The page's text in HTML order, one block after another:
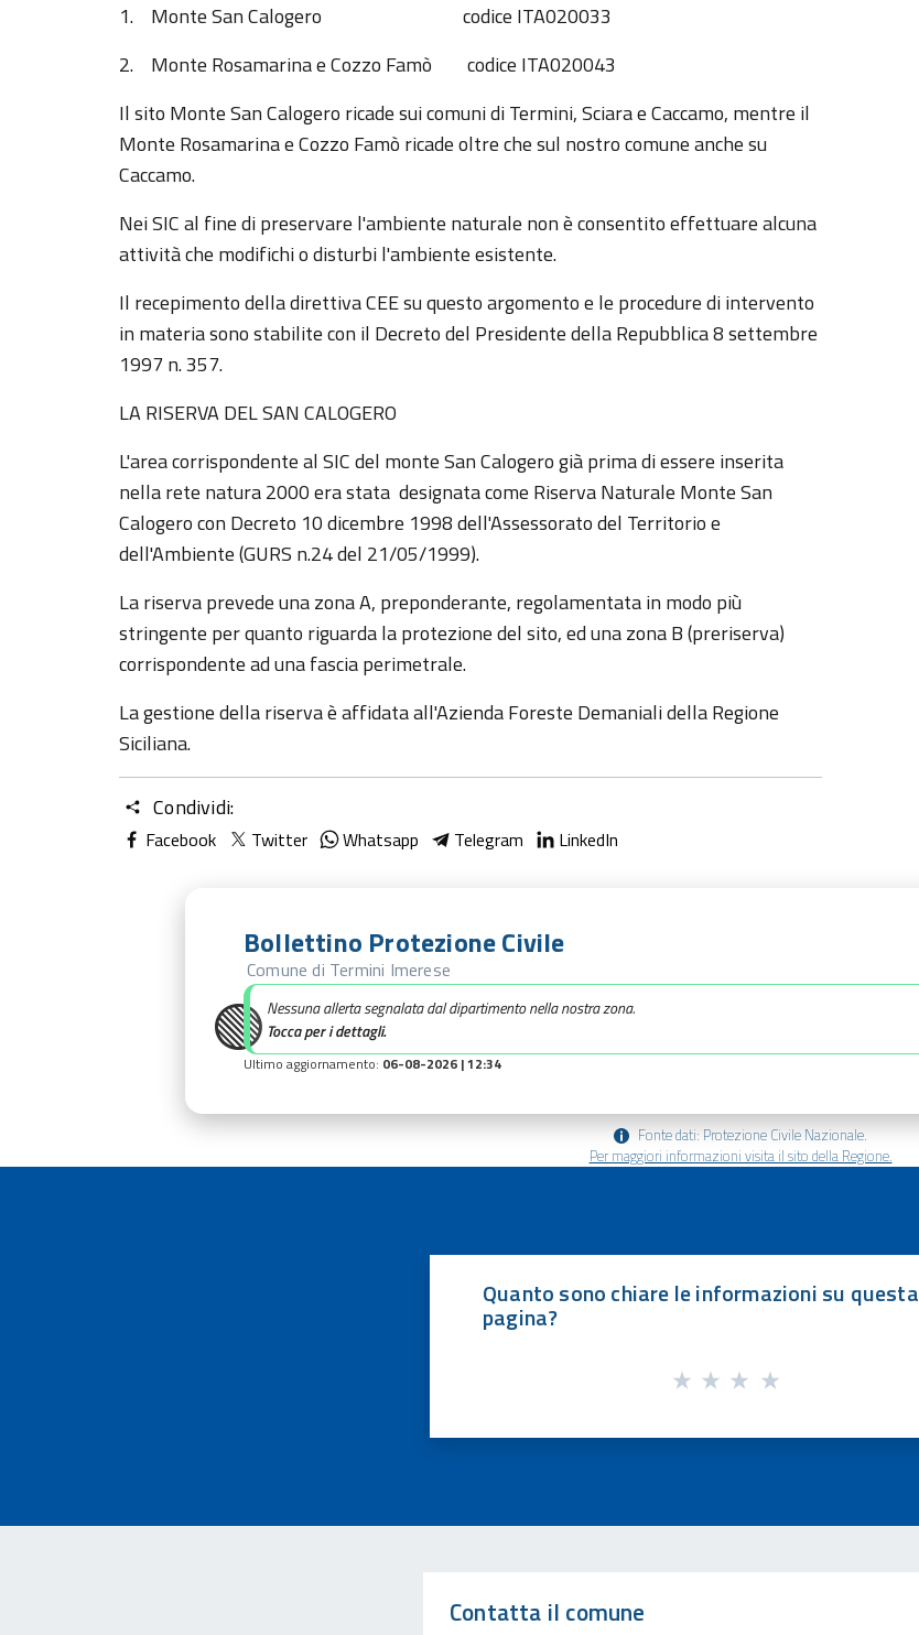
1. Monte San Calogero codice ITA020033
2. Monte Rosamarina e Cozzo Famò codice ITA020043
Il sito Monte San Calogero ricade sui comuni di Termini, Sciara e Caccamo, mentre il
Monte Rosamarina e Cozzo Famò ricade oltre che sul nostro comune anche su
Caccamo.
Nei SIC al fine di preservare l'ambiente naturale non è consentito effettuare alcuna
attività che modifichi o disturbi l'ambiente esistente.
Il recepimento della direttiva CEE su questo argomento e le procedure di intervento
in materia sono stabilite con il Decreto del Presidente della Repubblica 8 settembre
1997 n. 357.
LA RISERVA DEL SAN CALOGERO
L'area corrispondente al SIC del monte San Calogero già prima di essere inserita
nella rete natura 2000 era stata designata come Riserva Naturale Monte San
Calogero con Decreto 10 dicembre 1998 dell'Assessorato del Territorio e
dell'Ambiente (GURS n.24 del 21/05/1999).
La riserva prevede una zona A, preponderante, regolamentata in modo più
stringente per quanto riguarda la protezione del sito, ed una zona B (preriserva)
corrispondente ad una fascia perimetrale.
La gestione della riserva è affidata all'Azienda Foreste Demaniali della Regione
Siciliana.
Condividi:
Facebook Twitter Whatsapp Telegram LinkedIn
🟢
Bollettino Protezione Civile
Comune di Termini Imerese
Nessuna allerta segnalata dal dipartimento nella nostra zona.
Tocca per i dettagli.
Ultimo aggiornamento: 06-08-2026 | 12:34
Fonte dati: Protezione Civile Nazionale.
Per maggiori informazioni visita il sito della Regione.
Quanto sono chiare le informazioni su questa
pagina?
Contatta il comune